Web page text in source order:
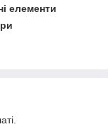
елементи